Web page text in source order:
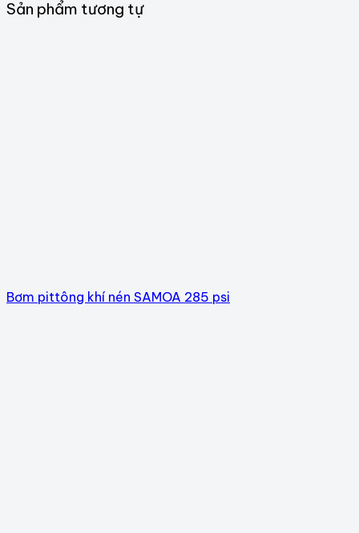
Sản phẩm tương tự
Bơm pittông khí nén SAMOA 285 psi